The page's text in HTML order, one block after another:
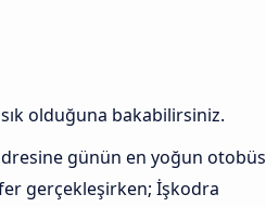
olduğuna bakabilirsiniz.
günün en yoğun otobüs
gerçekleşirken; İşkodra